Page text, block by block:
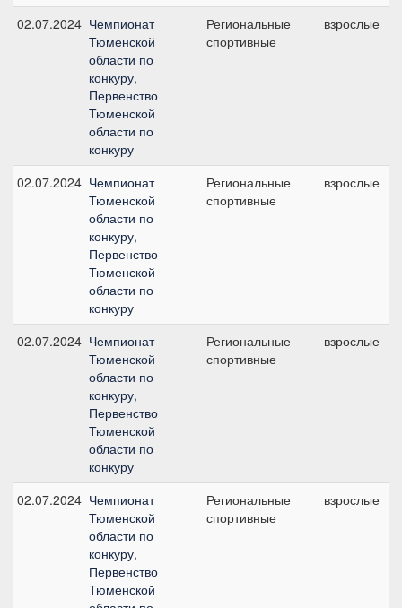
02.07.2024 Чемпионат
Тюменской
области по
конкуру,
Первенство
Тюменской
области по
конкуру
Региональные
спортивные
взрослые
02.07.2024 Чемпионат
Тюменской
области по
конкуру,
Первенство
Тюменской
области по
конкуру
Региональные
спортивные
взрослые
02.07.2024 Чемпионат
Тюменской
области по
конкуру,
Первенство
Тюменской
области по
конкуру
Региональные
спортивные
взрослые
02.07.2024 Чемпионат
Тюменской
области по
конкуру,
Первенство
Тюменской
Региональные
спортивные
взрослые